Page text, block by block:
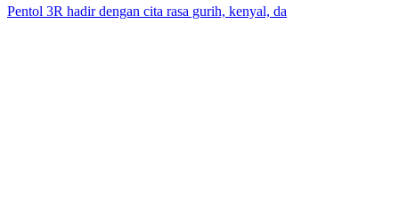
Pentol 3R hadir dengan cita rasa gurih, kenyal, da